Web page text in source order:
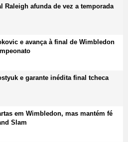
Raleigh afunda de vez a temporada
e avança à final de Wimbledon
e garante inédita final tcheca
em Wimbledon, mas mantém fé
Slam